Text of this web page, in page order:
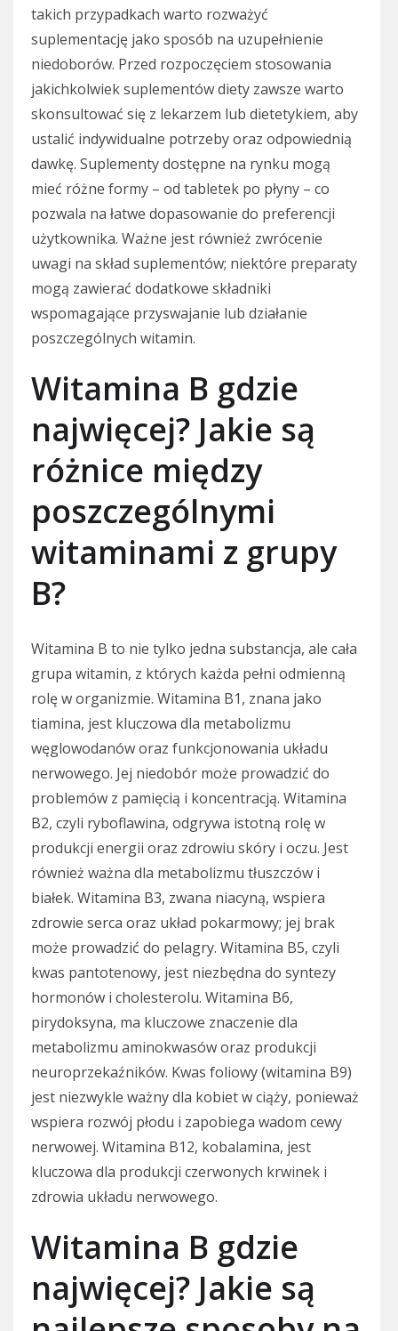
takich przypadkach warto rozważyć
suplementację jako sposób na uzupełnienie
niedoborów. Przed rozpoczęciem stosowania
jakichkolwiek suplementów diety zawsze warto
skonsultować się z lekarzem lub dietetykiem, aby
ustalić indywidualne potrzeby oraz odpowiednią
dawkę. Suplementy dostępne na rynku mogą
mieć różne formy – od tabletek po płyny – co
pozwala na łatwe dopasowanie do preferencji
użytkownika. Ważne jest również zwrócenie
uwagi na skład suplementów; niektóre preparaty
mogą zawierać dodatkowe składniki
wspomagające przyswajanie lub działanie
poszczególnych witamin.
Witamina B gdzie
najwięcej? Jakie są
różnice między
poszczególnymi
witaminami z grupy
B?
Witamina B to nie tylko jedna substancja, ale cała
grupa witamin, z których każda pełni odmienną
rolę w organizmie. Witamina B1, znana jako
tiamina, jest kluczowa dla metabolizmu
węglowodanów oraz funkcjonowania układu
nerwowego. Jej niedobór może prowadzić do
problemów z pamięcią i koncentracją. Witamina
B2, czyli ryboflawina, odgrywa istotną rolę w
produkcji energii oraz zdrowiu skóry i oczu. Jest
również ważna dla metabolizmu tłuszczów i
białek. Witamina B3, zwana niacyną, wspiera
zdrowie serca oraz układ pokarmowy; jej brak
może prowadzić do pelagry. Witamina B5, czyli
kwas pantotenowy, jest niezbędna do syntezy
hormonów i cholesterolu. Witamina B6,
pirydoksyna, ma kluczowe znaczenie dla
metabolizmu aminokwasów oraz produkcji
neuroprzekaźników. Kwas foliowy (witamina B9)
jest niezwykle ważny dla kobiet w ciąży, ponieważ
wspiera rozwój płodu i zapobiega wadom cewy
nerwowej. Witamina B12, kobalamina, jest
kluczowa dla produkcji czerwonych krwinek i
zdrowia układu nerwowego.
Witamina B gdzie
najwięcej? Jakie są